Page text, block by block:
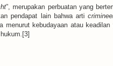
”, merupakan perbuatan yang
pendapat lain bahwa arti
menurut kebudayaan atau